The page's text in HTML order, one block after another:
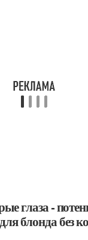
глаза -
блонда без